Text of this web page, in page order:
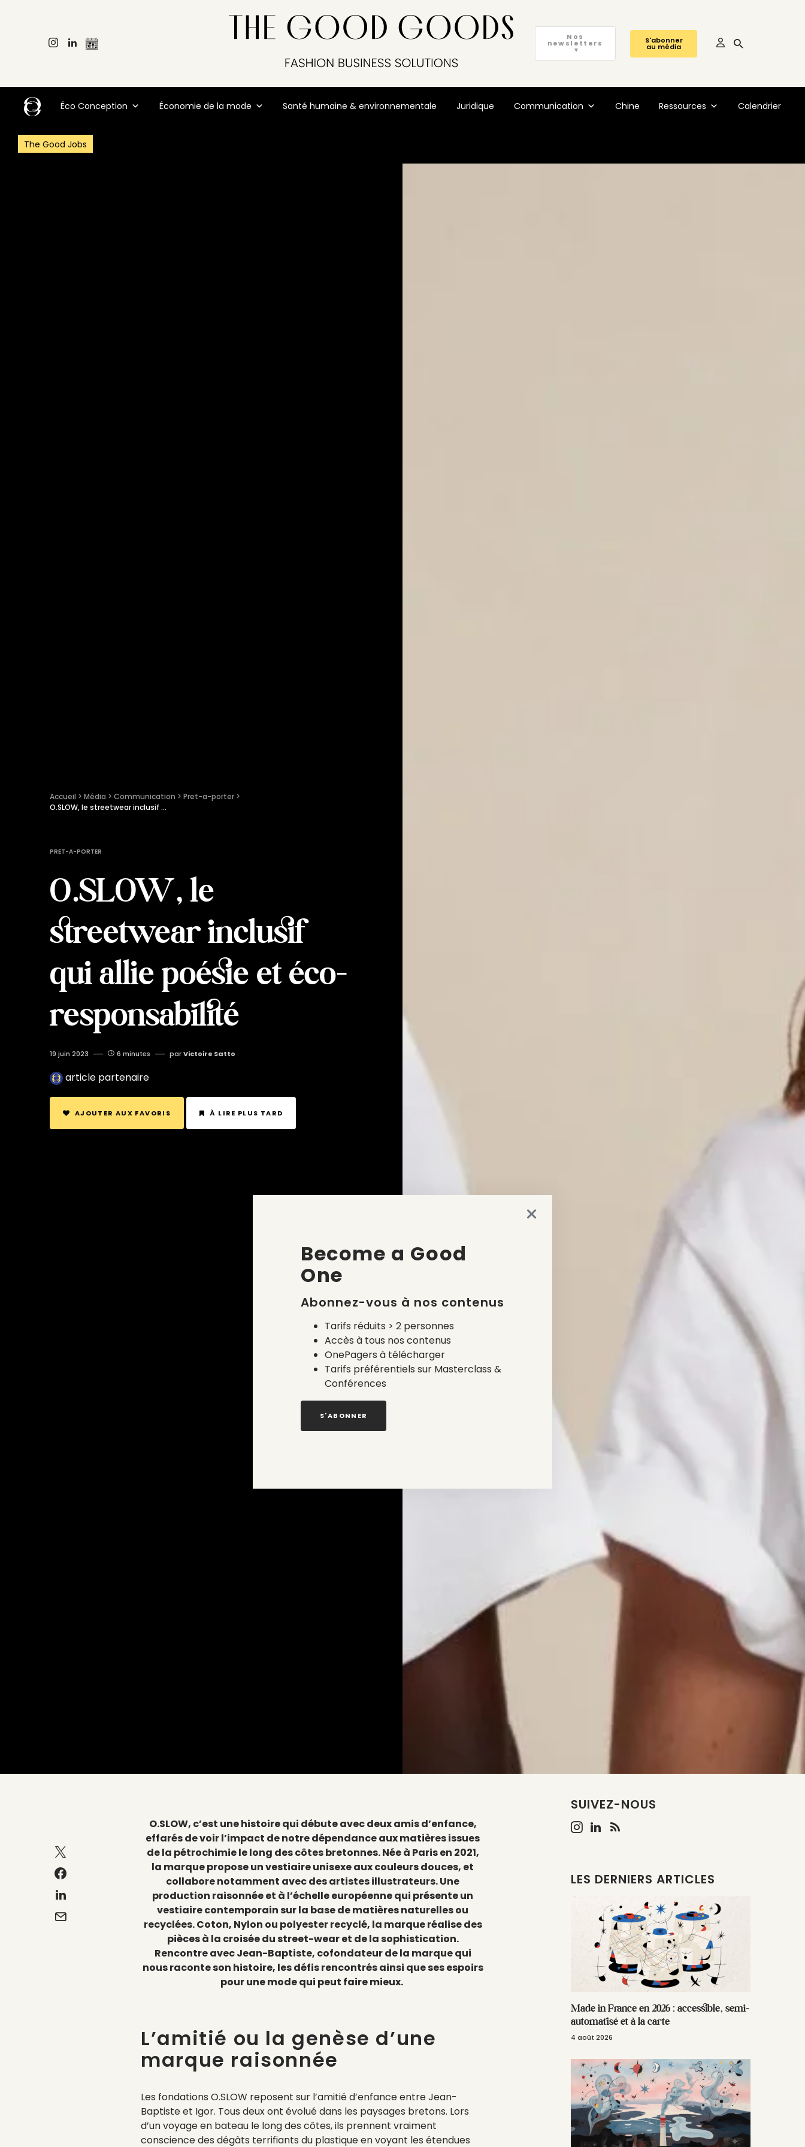
Nos
newsletters
▼
S'abonner
au média
Éco Conception Économie de la mode Santé humaine & environnementale Juridique Communication Chine Ressources Calendrier
The Good Jobs
Accueil > Média > Communication > Pret-a-porter >
O.SLOW, le streetwear inclusif qui allie poésie et éco-responsabilité
PRET-A-PORTER
O.SLOW, le
streetwear inclusif
qui allie poésie et éco-
responsabilité
19 juin 2023 6 minutes par Victoire Satto
article partenaire
AJOUTER AUX FAVORIS À LIRE PLUS TARD
O.SLOW, c’est une histoire qui débute avec deux amis d’enfance,
effarés de voir l’impact de notre dépendance aux matières issues
de la pétrochimie le long des côtes bretonnes. Née à Paris en 2021,
la marque propose un vestiaire unisexe aux couleurs douces, et
collabore notamment avec des artistes illustrateurs. Une
production raisonnée et à l’échelle européenne qui présente un
vestiaire contemporain sur la base de matières naturelles ou
recyclées. Coton, Nylon ou polyester recyclé, la marque réalise des
pièces à la croisée du street-wear et de la sophistication.
Rencontre avec Jean-Baptiste, cofondateur de la marque qui
nous raconte son histoire, les défis rencontrés ainsi que ses espoirs
pour une mode qui peut faire mieux.
L’amitié ou la genèse d’une
marque raisonnée
Les fondations O.SLOW reposent sur l’amitié d’enfance entre Jean-
Baptiste et Igor. Tous deux ont évolué dans les paysages bretons. Lors
d’un voyage en bateau le long des côtes, ils prennent vraiment
conscience des dégâts terrifiants du plastique en voyant les étendues
SUIVEZ-NOUS
LES DERNIERS ARTICLES
Made in France en 2026 : accessible, semi-
automatisé et à la carte
4 août 2026
Become a Good
One
Abonnez-vous à nos contenus
Tarifs réduits > 2 personnes
Accès à tous nos contenus
OnePagers à télécharger
Tarifs préférentiels sur Masterclass &
Conférences
S'ABONNER